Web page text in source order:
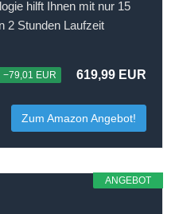
hilft Ihnen mit nur 15
2 Stunden Laufzeit
−79,01 EUR 619,99 EUR
Zum Amazon Angebot!
ANGEBOT